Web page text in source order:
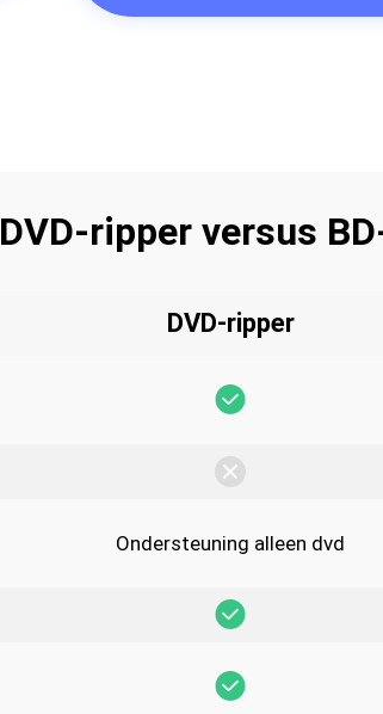
DVD-ripper versus
DVD-ripper
Ondersteuning alleen dvd